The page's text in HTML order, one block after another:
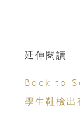
延伸閱讀 :
Back to
學生鞋檢出